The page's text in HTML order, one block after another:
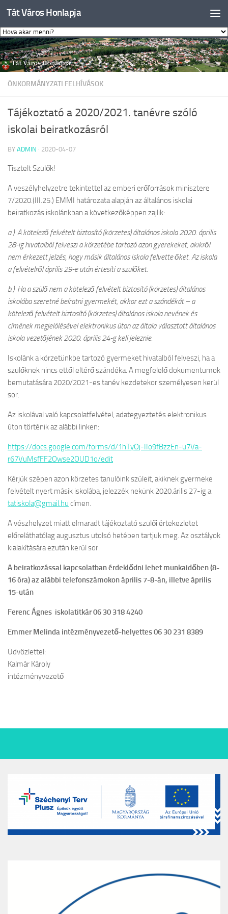
Skip to content
Tát Város Honlapja
ÖNKORMÁNYZATI FELHÍVÁSOK
Tájékoztató a 2020/2021. tanévre szóló
iskolai beiratkozásról
BY ADMIN · 2020-04-07
Tisztelt Szülők!
A veszélyhelyzetre tekintettel az emberi erőforrások minisztere
7/2020.(III.25.) EMMI határozata alapján az általános iskolai
beiratkozás iskolánkban a következőképpen zajlik:
a.) A kötelező felvételt biztosító (körzetes) általános iskola 2020. április
28-ig hivatalból felveszi a körzetébe tartozó azon gyerekeket, akikről
nem érkezett jelzés, hogy másik általános iskola felvette őket. Az iskola
a felvételről április 29-e után értesíti a szülőket.
b.) Ha a szülő nem a kötelező felvételt biztosító (körzetes) általános
iskolába szeretné beíratni gyermekét, akkor ezt a szándékát – a
kötelező felvételt biztosító (körzetes) általános iskola nevének és
címének megjelölésével elektronikus úton az általa választott általános
iskola vezetőjének 2020. április 24-g kell jeleznie.
Iskolánk a körzetünkbe tartozó gyermeket hivatalból felveszi, ha a
szülőknek nincs ettől eltérő szándéka. A megfelelő dokumentumok
bemutatására 2020/2021-es tanév kezdetekor személyesen kerül
sor.
Az iskolával való kapcsolatfelvétel, adategyeztetés elektronikus
úton történik az alábbi linken:
https://docs.google.com/forms/d/1hTyOj-IIo9fBzzEn-u7Va-
r67VuMsfFF2Owse2OUD1o/edit
Kérjük szépen azon körzetes tanulóink szüleit, akiknek gyermeke
felvételt nyert másik iskolába, jelezzék nekünk 2020.árilis 27-ig a
tatiskola@gmail.hu címen.
A vészhelyzet miatt elmaradt tájékoztató szülői értekezletet
előreláthatólag augusztus utolsó hetében tartjuk meg. Az osztályok
kialakítására ezután kerül sor.
A beiratkozással kapcsolatban érdeklődni lehet munkaidőben (8-
16 óra) az alábbi telefonszámokon április 7-8-án, illetve április
15-után
Ferenc Ágnes iskolatitkár 06 30 318 4240
Emmer Melinda intézményvezető-helyettes 06 30 231 8389
Üdvözlettel:
Kalmár Károly
intézményvezető